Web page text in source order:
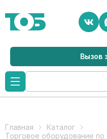
Вызов
Главная
Каталог
Торговое оборудование по